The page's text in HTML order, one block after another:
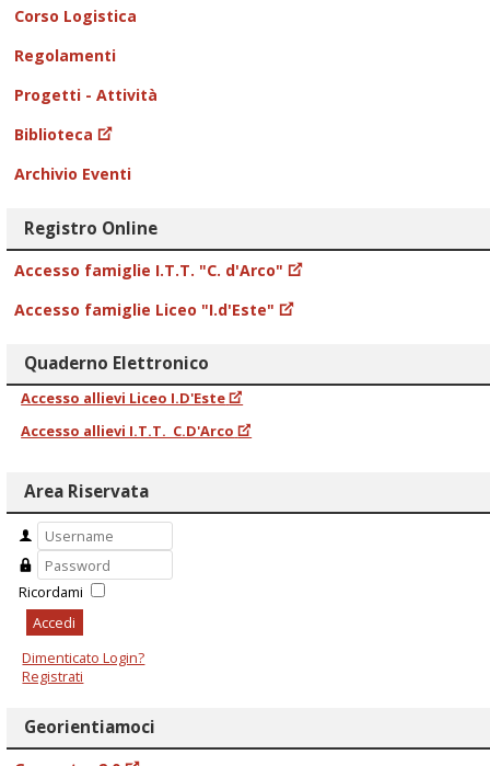
Corso Logistica
Regolamenti
Progetti - Attività
Biblioteca
Archivio Eventi
Registro Online
Accesso famiglie I.T.T. "C. d'Arco"
Accesso famiglie Liceo "I.d'Este"
Quaderno Elettronico
Accesso allievi Liceo I.D'Este
Accesso allievi I.T.T. C.D'Arco
Area Riservata
Ricordami
Accedi
Dimenticato Login?
Registrati
Georientiamoci